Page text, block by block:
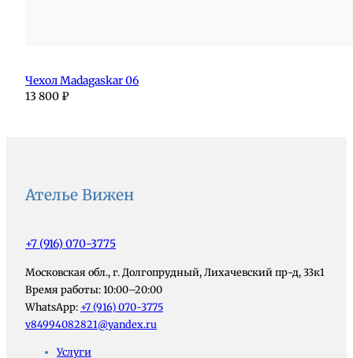
Чехол Madagaskar 06
13 800 ₽
Ателье Вижен
+7 (916) 070-3775
Московская обл., г. Долгопрудный, Лихачевский пр-д, 33к1
Время работы: 10:00–20:00
WhatsApp: +7 (916) 070-3775
v84994082821@yandex.ru
Услуги